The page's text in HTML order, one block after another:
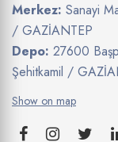
Merkez: Sanayi
/ GAZİANTEP
Depo: 27600
Şehitkamil /
Show on map